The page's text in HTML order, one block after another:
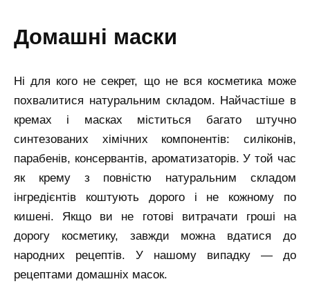
домашні маски
Ні для кого не секрет, що не вся косметика може
похвалитися натуральним складом. Найчастіше в
кремах і масках міститься багато штучно
синтезованих хімічних компонентів: силіконів,
парабенів, консервантів, ароматизаторів. У той час
як крему з повністю натуральним складом
інгредієнтів коштують дорого і не кожному по
кишені. Якщо ви не готові витрачати гроші на
дорогу косметику, завжди можна вдатися до
народних рецептів. У нашому випадку — до
рецептами домашніх масок.